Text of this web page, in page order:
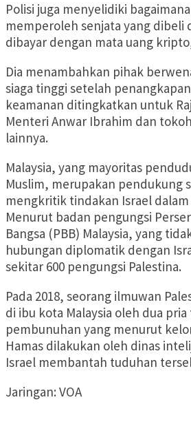
Polisi juga menyelidiki
memperoleh senjata yang dibeli
dibayar dengan mata uang
Dia menambahkan pihak
siaga tinggi setelah
keamanan ditingkatkan untuk
Menteri Anwar Ibrahim dan
lainnya.
Malaysia, yang mayoritas
Muslim, merupakan pendukung
mengkritik tindakan Israel dalam
Menurut badan pengungsi
Bangsa (PBB) Malaysia, yang
hubungan diplomatik dengan
sekitar 600 pengungsi Palestina.
Pada 2018, seorang ilmuwan
di ibu kota Malaysia oleh dua
pembunuhan yang menurut
Hamas dilakukan oleh dinas
Israel membantah tuduhan
Jaringan: VOA